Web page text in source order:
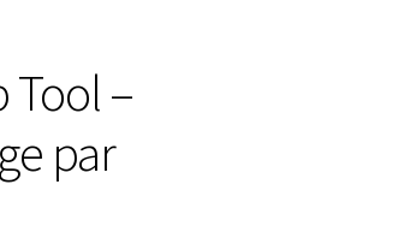
Tool –
par